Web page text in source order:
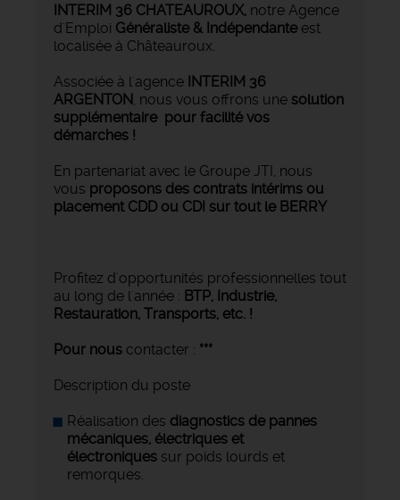
INTERIM 36 CHATEAUROUX, notre Agence
d'Emploi Généraliste & Indépendante est
localisée à Châteauroux.
Associée à l'agence INTERIM 36
ARGENTON, nous vous offrons une solution
supplémentaire pour facilité vos
démarches !
En partenariat avec le Groupe JTI, nous
vous proposons des contrats intérims ou
placement CDD ou CDI sur tout le BERRY
Profitez d'opportunités professionnelles tout
au long de l'année : BTP, Industrie,
Restauration, Transports, etc. !
Pour nous contacter : ***
Description du poste
Réalisation des diagnostics de pannes
mécaniques, électriques et
électroniques sur poids lourds et
remorques.